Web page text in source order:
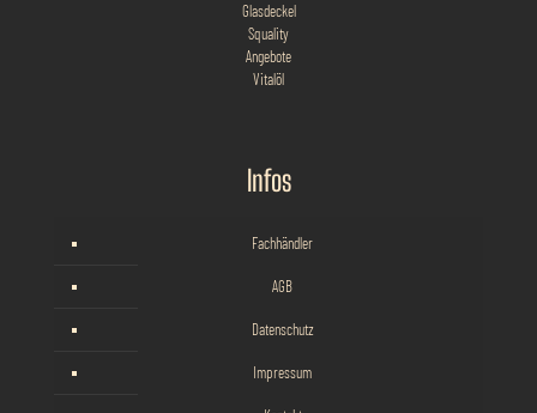
Glasdeckel
Squality
Angebote
Vitalöl
Infos
Fachhändler
AGB
Datenschutz
Impressum